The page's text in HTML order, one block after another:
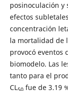
posinoculación y
efectos
concentración
la mortalidad de
provocó eventos
biomodelo. Las
tanto para el
CL50fue de 3.19